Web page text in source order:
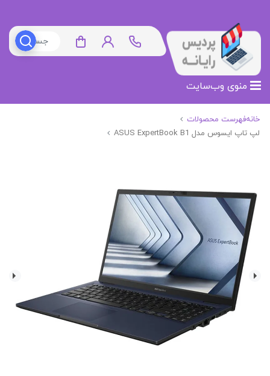
خانهفهرست محصولات
لپ تاپ ایسوس مدل ASUS ExpertBook B1